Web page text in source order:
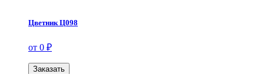
Цветник Ц098
от 0 ₽
Заказать